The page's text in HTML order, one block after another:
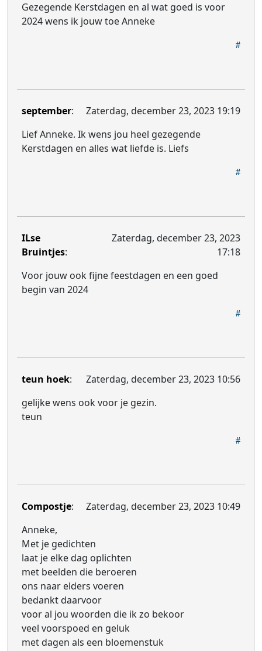
Gezegende Kerstdagen en al wat goed is voor
2024 wens ik jouw toe Anneke
september:
Zaterdag, december 23, 2023 19:19
Lief Anneke. Ik wens jou heel gezegende
Kerstdagen en alles wat liefde is. Liefs
ILse
Bruintjes:
Zaterdag, december 23, 2023
17:18
Voor jouw ook fijne feestdagen en een goed
begin van 2024
teun hoek:
Zaterdag, december 23, 2023 10:56
gelijke wens ook voor je gezin.
teun
Compostje:
Zaterdag, december 23, 2023 10:49
Anneke,
Met je gedichten
laat je elke dag oplichten
met beelden die beroeren
ons naar elders voeren
bedankt daarvoor
voor al jou woorden die ik zo bekoor
veel voorspoed en geluk
met dagen als een bloemenstuk